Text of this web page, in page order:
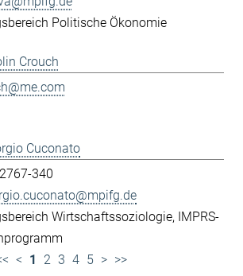
Politische Ökonomie
Crouch
Cuconato
340
Wirtschaftssoziologie IMPRS-
< 1 2 3 4 5 > >>